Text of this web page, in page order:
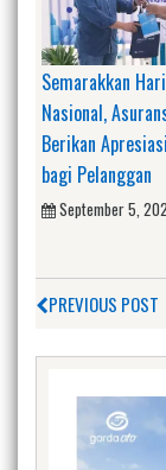
Semarakkan
Nasional,
Berikan
bagi Pelanggan
September 5,
PREVIOUS POST